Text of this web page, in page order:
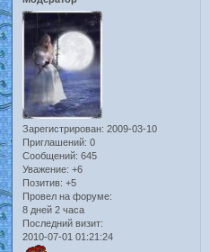
Зарегистрирован: 2009-03-10
Приглашений: 0
Сообщений: 645
Уважение: +6
Позитив: +5
Провел на форуме:
8 дней 2 часа
Последний визит:
2010-07-01 01:21:24